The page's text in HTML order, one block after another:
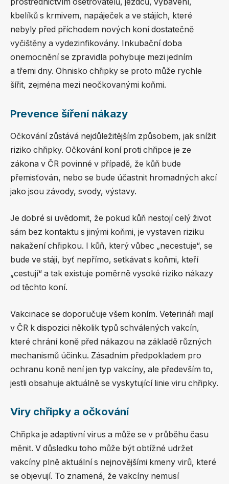
prostřednictvím ošetřovatelů, jezdců, vybavení,
kbelíků s krmivem, napáječek a ve stájích, které
nebyly před příchodem nových koní dostatečně
vyčištěny a vydezinfikovány. Inkubační doba
onemocnění se zpravidla pohybuje mezi jedním
a třemi dny. Ohnisko chřipky se proto může rychle
šířit, zejména mezi neočkovanými koňmi.
Prevence šíření nákazy
Očkování zůstává nejdůležitějším způsobem, jak snížit
riziko chřipky. Očkování koní proti chřipce je ze
zákona v ČR povinné v případě, že kůň bude
přemisťován, nebo se bude účastnit hromadných akcí
jako jsou závody, svody, výstavy.
Je dobré si uvědomit, že pokud kůň nestojí celý život
sám bez kontaktu s jinými koňmi, je vystaven riziku
nakažení chřipkou. I kůň, který vůbec „necestuje“, se
bude ve stáji, byť nepřímo, setkávat s koňmi, kteří
„cestují“ a tak existuje poměrně vysoké riziko nákazy
od těchto koní.
Vakcinace se doporučuje všem koním. Veterináři mají
v ČR k dispozici několik typů schválených vakcín,
které chrání koně před nákazou na základě různých
mechanismů účinku. Zásadním předpokladem pro
ochranu koně není jen typ vakcíny, ale především to,
jestli obsahuje aktuálně se vyskytující linie viru chřipky.
Viry chřipky a očkování
Chřipka je adaptivní virus a může se v průběhu času
měnit. V důsledku toho může být obtížné udržet
vakcíny plně aktuální s nejnovějšími kmeny virů, které
se objevují. To znamená, že vakcíny nemusí